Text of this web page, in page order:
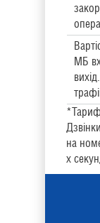
МБ
вихід.
на
х